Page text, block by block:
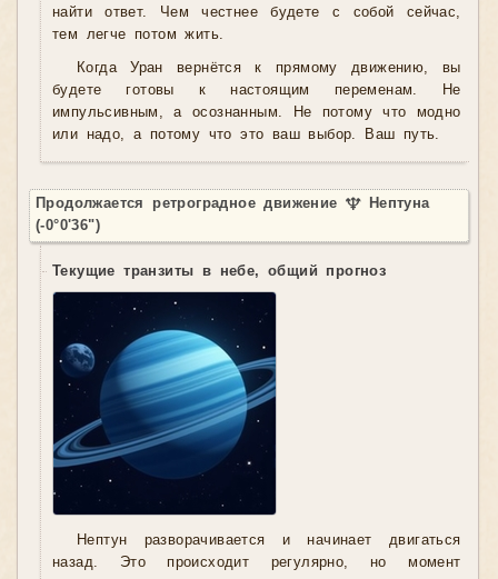
найти ответ. Чем честнее будете с собой сейчас,
тем легче потом жить.
Когда Уран вернётся к прямому движению, вы
будете готовы к настоящим переменам. Не
импульсивным, а осознанным. Не потому что модно
или надо, а потому что это ваш выбор. Ваш путь.
Продолжается ретроградное движение ♆ Нептуна
(-0°0'36")
Текущие транзиты в небе, общий прогноз
Нептун разворачивается и начинает двигаться
назад. Это происходит регулярно, но момент